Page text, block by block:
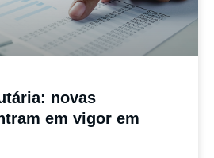
novas
em vigor em